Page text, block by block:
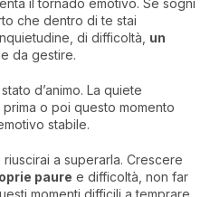
il tornado emotivo. Se sogni
che dentro di te stai
di difficoltà, un
da gestire.
d’animo. La quiete
o poi questo momento
stabile.
a superarla. Crescere
paure e difficoltà, non far
momenti difficili a temprare